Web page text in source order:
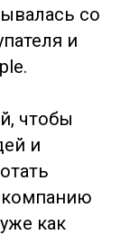
со
и
чтобы
и
как